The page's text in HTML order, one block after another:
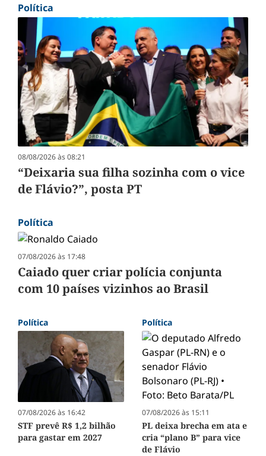
Política
08/08/2026 às 08:21
“Deixaria sua filha sozinha com o vice
de Flávio?”, posta PT
Política
07/08/2026 às 17:48
Caiado quer criar polícia conjunta
com 10 países vizinhos ao Brasil
Política
07/08/2026 às 16:42
STF prevê R$ 1,2 bilhão
para gastar em 2027
Política
07/08/2026 às 15:11
PL deixa brecha em ata e
cria “plano B” para vice
de Flávio